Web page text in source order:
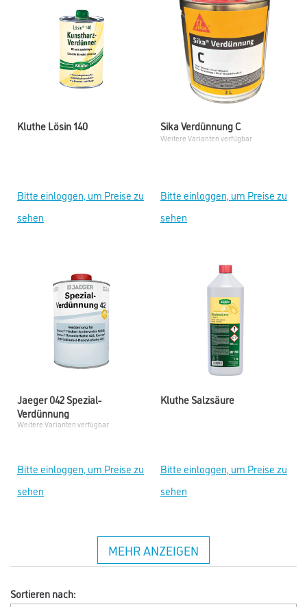
Kluthe Lösin 140
Bitte einloggen, um Preise zu
sehen
Sika Verdünnung C
Weitere Varianten verfügbar
Bitte einloggen, um Preise zu
sehen
Jaeger 042 Spezial-
Verdünnung
Weitere Varianten verfügbar
Bitte einloggen, um Preise zu
sehen
Kluthe Salzsäure
Bitte einloggen, um Preise zu
sehen
MEHR ANZEIGEN
Sortieren nach: